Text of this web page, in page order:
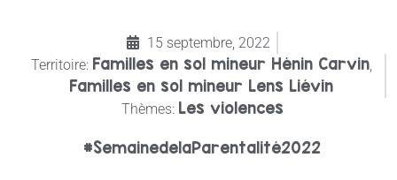
15 septembre, 2022
Territoire: Familles en sol mineur Hénin Carvin,
Familles en sol mineur Lens Liévin
Thèmes: Les violences
#SemainedelaParentalité2022